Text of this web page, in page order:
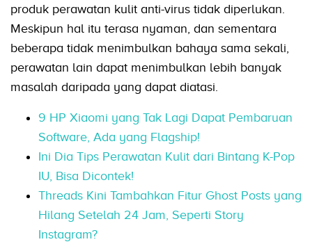
produk perawatan kulit anti-virus tidak diperlukan.
Meskipun hal itu terasa nyaman, dan sementara
beberapa tidak menimbulkan bahaya sama sekali,
perawatan lain dapat menimbulkan lebih banyak
masalah daripada yang dapat diatasi.
9 HP Xiaomi yang Tak Lagi Dapat Pembaruan
Software, Ada yang Flagship!
Ini Dia Tips Perawatan Kulit dari Bintang K-Pop
IU, Bisa Dicontek!
Threads Kini Tambahkan Fitur Ghost Posts yang
Hilang Setelah 24 Jam, Seperti Story
Instagram?